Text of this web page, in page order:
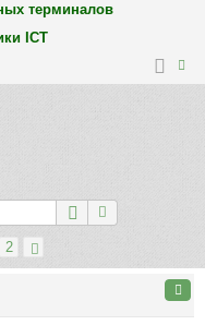
терминалов
ICT
2